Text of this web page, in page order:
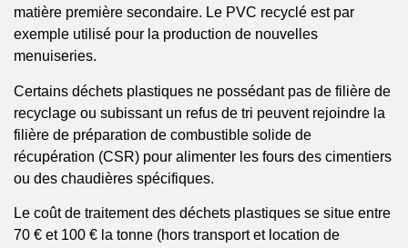
matière première secondaire. Le PVC recyclé est par
exemple utilisé pour la production de nouvelles
menuiseries.
Certains déchets plastiques ne possédant pas de filière de
recyclage ou subissant un refus de tri peuvent rejoindre la
filière de préparation de combustible solide de
récupération (CSR) pour alimenter les fours des cimentiers
ou des chaudières spécifiques.
Le coût de traitement des déchets plastiques se situe entre
70 € et 100 € la tonne (hors transport et location de